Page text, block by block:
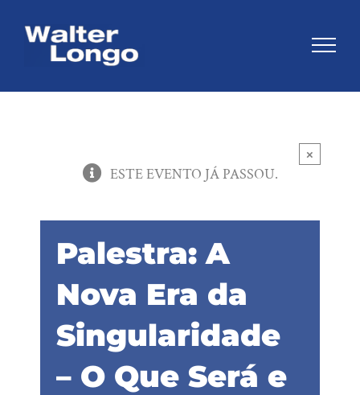
×
ESTE EVENTO JÁ PASSOU.
Palestra: A
Nova Era da
Singularidade
– O Que Será e